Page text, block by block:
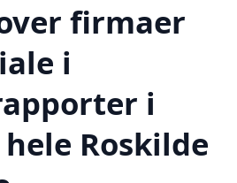
firmaer
i
i
Roskilde